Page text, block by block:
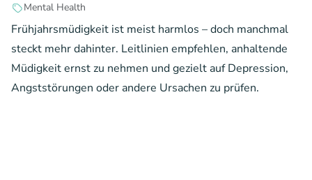
Mental Health
Frühjahrsmüdigkeit ist meist harmlos – doch manchmal
steckt mehr dahinter. Leitlinien empfehlen, anhaltende
Müdigkeit ernst zu nehmen und gezielt auf Depression,
Angststörungen oder andere Ursachen zu prüfen.